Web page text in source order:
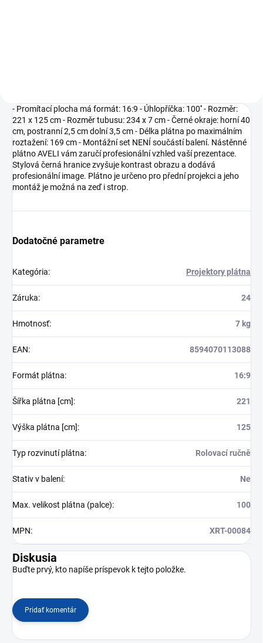
- Promítací plocha má formát: 16:9 - Úhlopříčka: 100'' - Rozměr:
221 x 125 cm - Rozměr tubusu: 234 x 7 cm - Černé okraje: horní 40
cm, postranní 2,5 cm dolní 3,5 cm - Délka plátna po maximálním
roztažení: 169 cm - Montážní set NENÍ součástí balení. Nástěnné
plátno AVELI vám zaručí profesionální vzhled vaší prezentace.
Stylová černá hranice zvyšuje kontrast obrazu a dodává
profesionální image. Plátno je určeno pro přední projekci a jeho
montáž je možná na zeď i strop.
Dodatočné parametre
Kategória: Projektory plátna
Záruka: 24
Hmotnosť: 7 kg
EAN: 8594070113088
Formát plátna: 16:9
Šířka plátna [cm]: 221
Výška plátna [cm]: 125
Typ rozvinutí plátna: Rolovací ručně
Stativ v balení: Ne
Max. velikost plátna (palce): 100
MPN: XRT-00084
Diskusia
Buďte prvý, kto napíše príspevok k tejto položke.
Pridať komentár